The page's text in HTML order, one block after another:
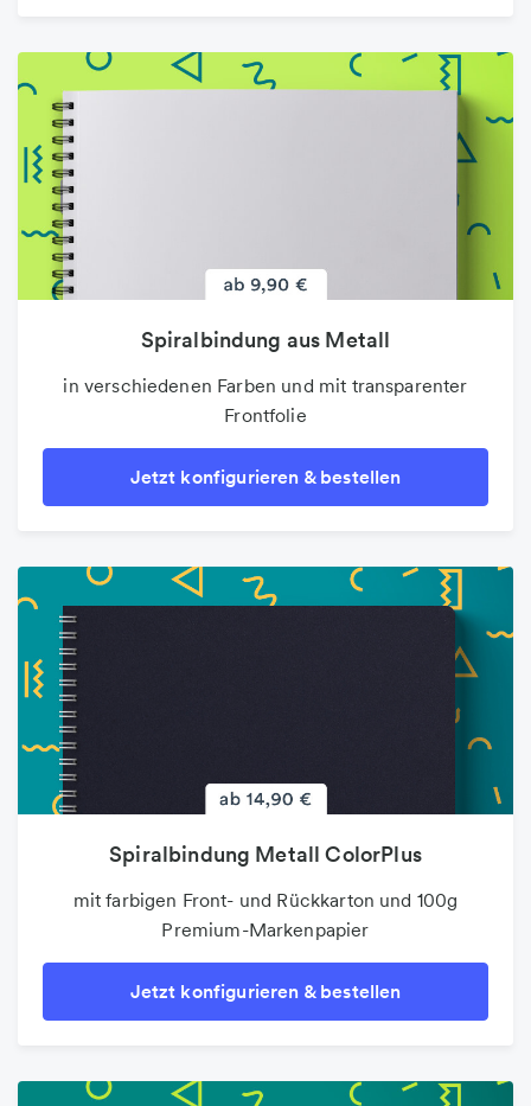
Spiralbindung aus Metall
in verschiedenen Farben und mit transparenter
Frontfolie
Jetzt konfigurieren & bestellen
Spiralbindung Metall ColorPlus
mit farbigen Front- und Rückkarton und 100g
Premium-Markenpapier
Jetzt konfigurieren & bestellen